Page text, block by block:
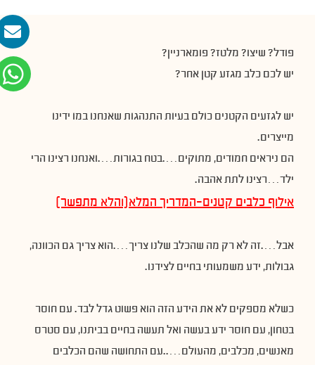
פודל? שיצו? מלטז? פומארניין?
יש לכם כלב מגזע קטן אחר?
יש לגזעים הקטנים כולם בעיות התנהגות שאנחנו במו ידינו
מייצרים.
הם ניראים חמודים, מתוקים….בטח בגורות….ואנחנו רצינו הרי
ילד…רצינו לתת אהבה.
אילוף כלבים קטנים-המדריך המלא(והלא מתפשר)
אבל….זה לא רק מה שהכלב שלנו צריך….הוא צריך גם הכוונה,
גבולות, ידע משמעותי בחיים לצידנו.
כשלא מספקים לא את הידע הזה הוא פשוט גדל לבד. עם חוסר
בטחון, עם חוסר ידע בעשה ואל תעשה בחיים בביתנו, עם סטרס
מאנשים, מכלבים, מהעולם…..עם התחושה שהם הכלבים